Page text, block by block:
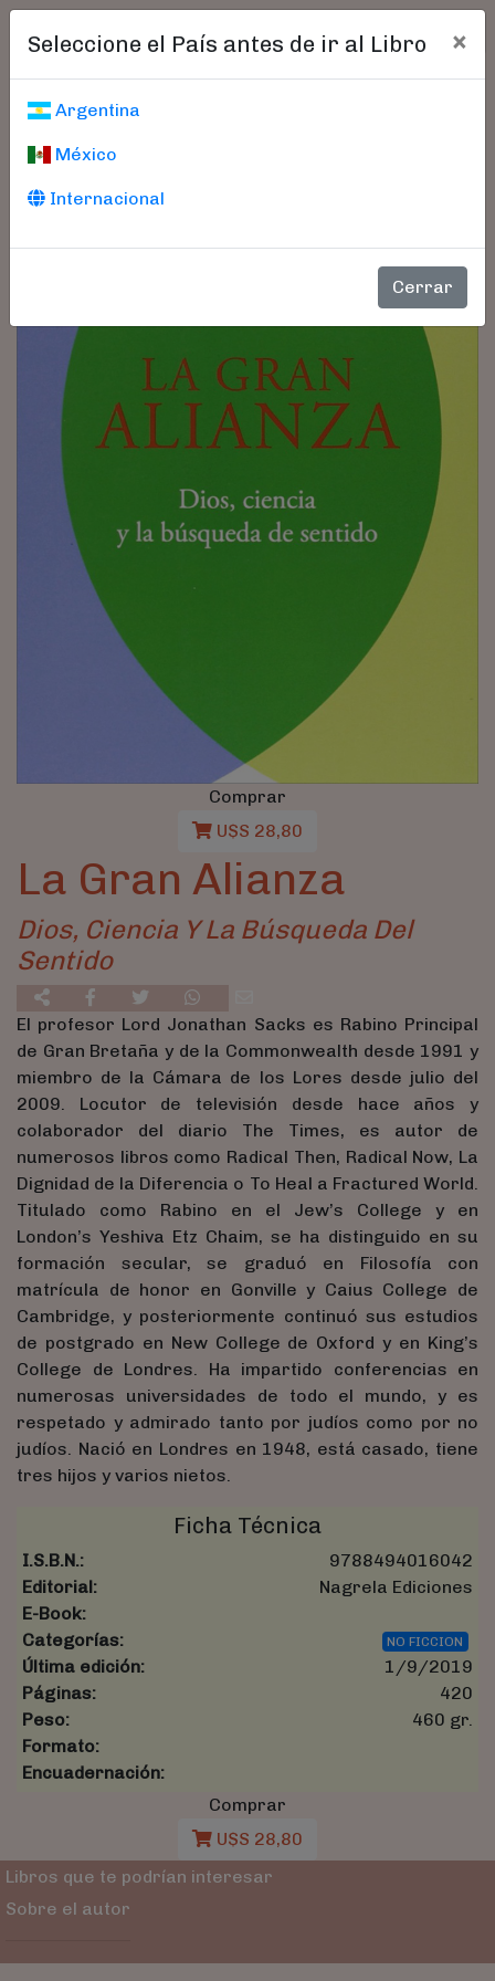
Seleccione el País antes de ir al Libro ×
Argentina
México
Internacional
Cerrar
Comprar
U$S 28,80
La Gran Alianza
Dios, Ciencia Y La Búsqueda Del
Sentido
El profesor Lord Jonathan Sacks es Rabino Principal
de Gran Bretaña y de la Commonwealth desde 1991 y
miembro de la Cámara de los Lores desde julio del
2009. Locutor de televisión desde hace años y
colaborador del diario The Times, es autor de
numerosos libros como Radical Then, Radical Now, La
Dignidad de la Diferencia o To Heal a Fractured World.
Titulado como Rabino en el Jew’s College y en
London’s Yeshiva Etz Chaim, se ha distinguido en su
formación secular, se graduó en Filosofía con
matrícula de honor en Gonville y Caius College de
Cambridge, y posteriormente continuó sus estudios
de postgrado en New College de Oxford y en King’s
College de Londres. Ha impartido conferencias en
numerosas universidades de todo el mundo, y es
respetado y admirado tanto por judíos como por no
judíos. Nació en Londres en 1948, está casado, tiene
tres hijos y varios nietos.
Ficha Técnica
I.S.B.N.:
9788494016042
Editorial:
Nagrela Ediciones
E-Book:
Categorías:
NO FICCION
Última edición:
1/9/2019
Páginas:
420
Peso:
460 gr.
Formato:
Encuadernación:
Comprar
U$S 28,80
Libros que te podrían interesar
Sobre el autor